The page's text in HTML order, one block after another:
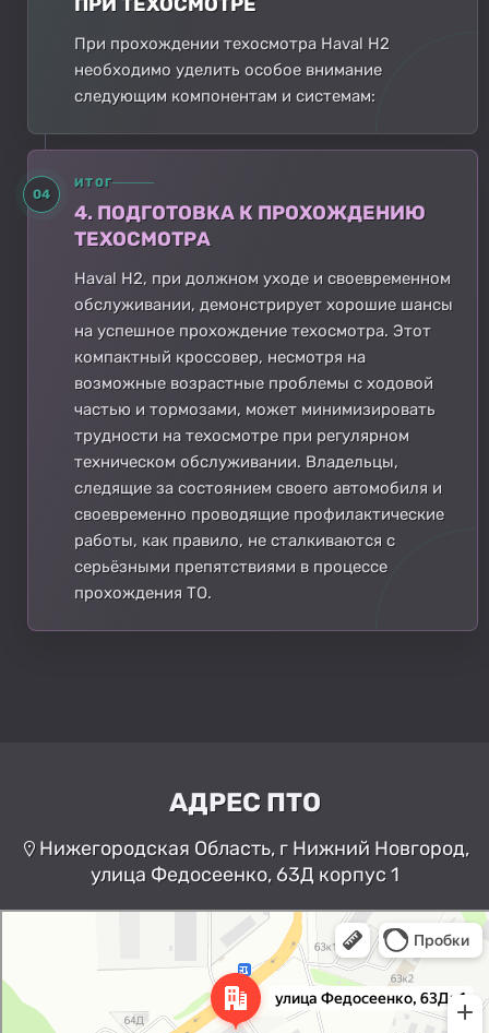
При прохождении техосмотра Haval H2
необходимо уделить особое внимание
следующим компонентам и системам:
04
ИТОГ
4. ПОДГОТОВКА К ПРОХОЖДЕНИЮ
ТЕХОСМОТРА
Haval H2, при должном уходе и своевременном
обслуживании, демонстрирует хорошие шансы
на успешное прохождение техосмотра. Этот
компактный кроссовер, несмотря на
возможные возрастные проблемы с ходовой
частью и тормозами, может минимизировать
трудности на техосмотре при регулярном
техническом обслуживании. Владельцы,
следящие за состоянием своего автомобиля и
своевременно проводящие профилактические
работы, как правило, не сталкиваются с
серьёзными препятствиями в процессе
прохождения ТО.
АДРЕС ПТО
Нижегородская Область, г Нижний Новгород,
улица Федосеенко, 63Д корпус 1
Нижний Новгород
Улица Федосеенко, 63Дк1 —
Яндекс Карты